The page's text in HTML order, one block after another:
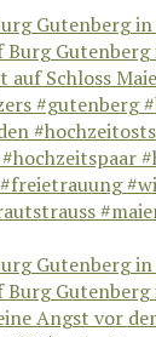
Gutenberg
Gutenberg